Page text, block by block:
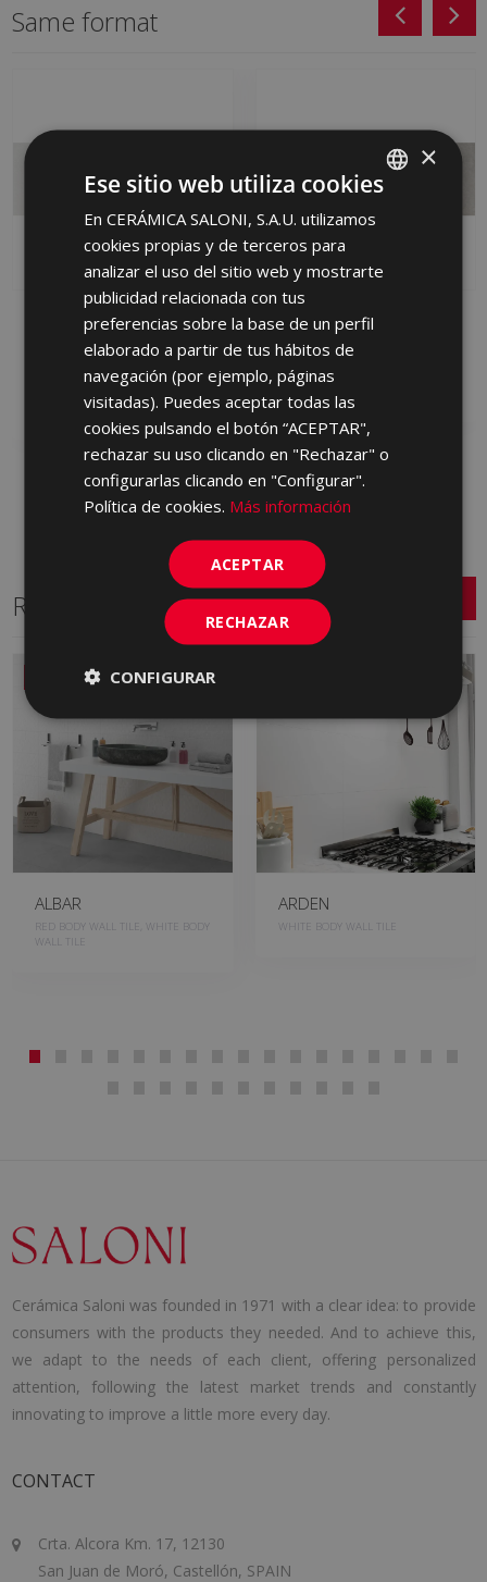
Same format
WAY BLANCO RG 30 X
KDY500 | 30x90
Add to favorites
WAY GRIS RG 30 X 90
KDY710 | 30x90
Add to favorites
Related Series
ALBAR
RED BODY WALL TILE, WHITE BODY
WALL TILE
ARDEN
WHITE BODY WALL TILE
Cerámica Saloni was founded in 1971 with a clear idea: to provide
consumers with the products they needed. And to achieve this,
we adapt to the needs of each client, offering personalized
attention, following the latest market trends and constantly
innovating to improve a little more every day.
CONTACT
Crta. Alcora Km. 17, 12130
San Juan de Moró, Castellón, SPAIN
SPANISH
ENGLISH
GERMAN
×
Ese sitio web utiliza cookies
En CERÁMICA SALONI, S.A.U. utilizamos
cookies propias y de terceros para
analizar el uso del sitio web y mostrarte
publicidad relacionada con tus
preferencias sobre la base de un perfil
elaborado a partir de tus hábitos de
navegación (por ejemplo, páginas
visitadas). Puedes aceptar todas las
cookies pulsando el botón “ACEPTAR",
rechazar su uso clicando en "Rechazar" o
configurarlas clicando en "Configurar".
Política de cookies. Más información
ACEPTAR
RECHAZAR
CONFIGURAR